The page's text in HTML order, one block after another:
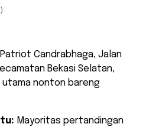
Patriot Candrabhaga, Jalan
Bekasi Selatan,
nonton bareng
Mayoritas pertandingan